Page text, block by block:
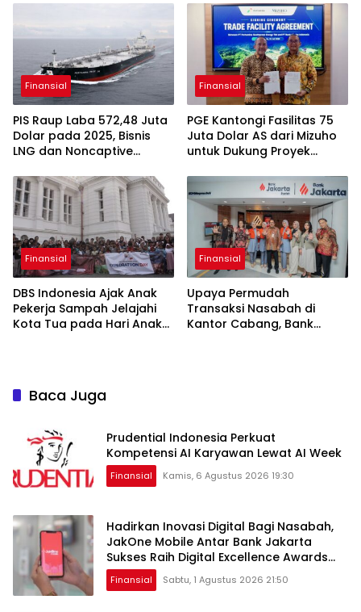
Excellence Awards 2026
Finansial
PIS Raup Laba 572,48 Juta
Dolar pada 2025, Bisnis
LNG dan Noncaptive
Finansial
PGE Kantongi Fasilitas 75
Juta Dolar AS dari Mizuho
untuk Dukung Proyek
Finansial
DBS Indonesia Ajak Anak
Pekerja Sampah Jelajahi
Kota Tua pada Hari Anak
Finansial
Upaya Permudah
Transaksi Nasabah di
Kantor Cabang, Bank
Baca Juga
Prudential Indonesia Perkuat
Kompetensi AI Karyawan Lewat AI Week
Finansial Kamis, 6 Agustus 2026 19:30
Hadirkan Inovasi Digital Bagi Nasabah,
JakOne Mobile Antar Bank Jakarta
Sukses Raih Digital Excellence Awards
2026
Finansial Sabtu, 1 Agustus 2026 21:50